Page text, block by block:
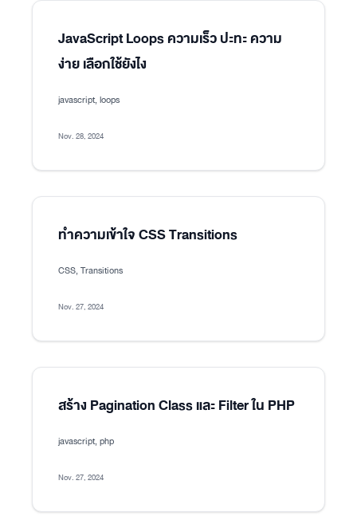
JavaScript Loops ความเร็ว ปะทะ ความ
ง่าย เลือกใช้ยังไง
javascript, loops
Nov. 28, 2024
ทำความเข้าใจ CSS Transitions
CSS, Transitions
Nov. 27, 2024
สร้าง Pagination Class และ Filter ใน PHP
javascript, php
Nov. 27, 2024